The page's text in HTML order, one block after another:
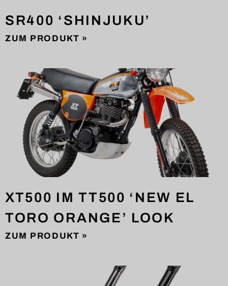
SR400 ‘SHINJUKU’
ZUM PRODUKT »
XT500 IM TT500 ‘NEW EL
TORO ORANGE’ LOOK
ZUM PRODUKT »